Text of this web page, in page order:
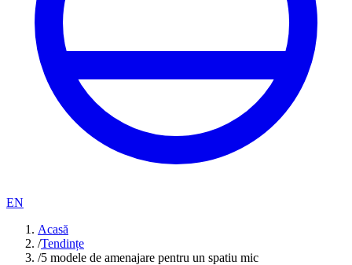
EN
Acasă
/Tendințe
/5 modele de amenajare pentru un spatiu mic